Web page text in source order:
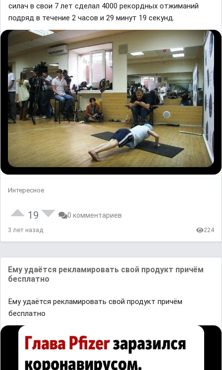
силач в свои 7 лет сделал 4000 рекордных отжиманий
подряд в течение 2 часов и 29 минут 19 секунд.
Интересное
19 0 комментариев
3 лет назад 224
Ему удаётся рекламировать свой продукт причём
бесплатно
Ему удаётся рекламировать свой продукт причём
бесплатно